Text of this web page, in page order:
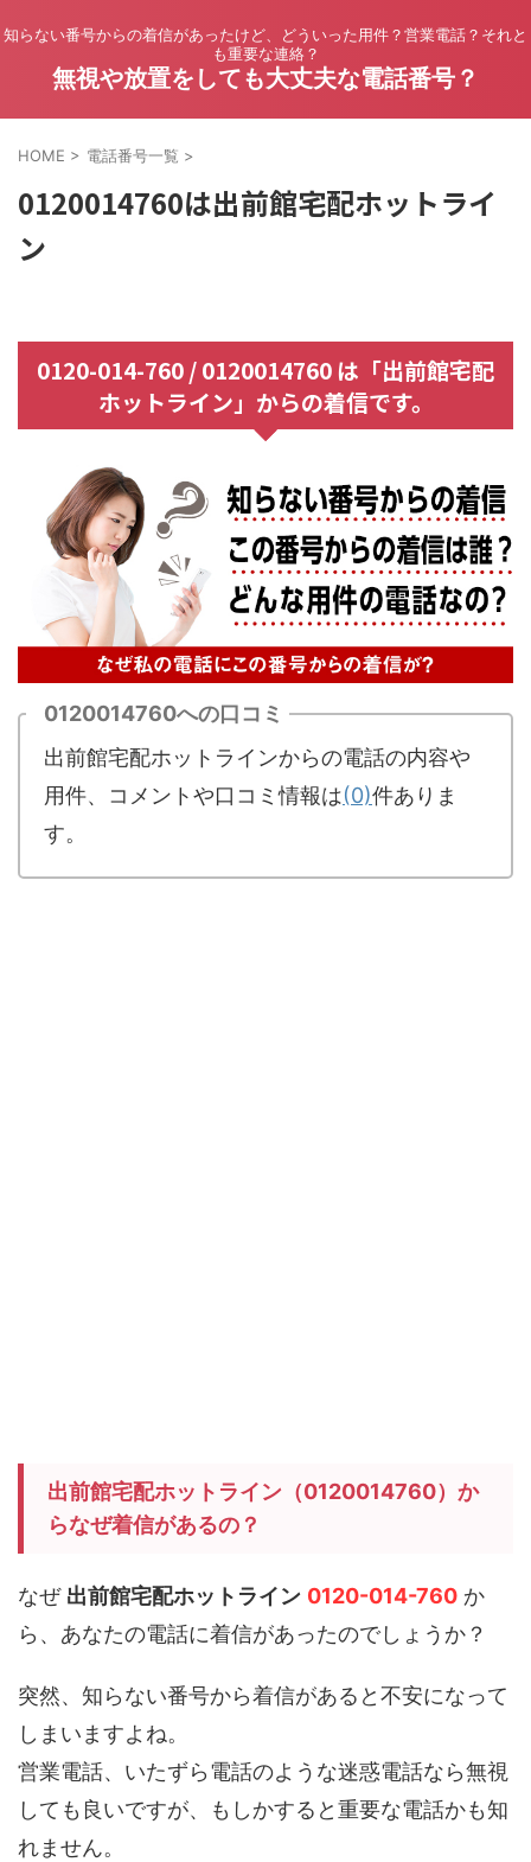
知らない番号からの着信があったけど、どういった用件？営業電話？それと
も重要な連絡？
無視や放置をしても大丈夫な電話番号？
HOME > 電話番号一覧 >
0120014760は出前館宅配ホットライ
ン
0120-014-760 / 0120014760 は「出前館宅配
ホットライン」からの着信です。
0120014760への口コミ
出前館宅配ホットラインからの電話の内容や
用件、コメントや口コミ情報は(0)件ありま
す。
出前館宅配ホットライン（0120014760）か
らなぜ着信があるの？
なぜ 出前館宅配ホットライン 0120-014-760 か
ら、あなたの電話に着信があったのでしょうか？
突然、知らない番号から着信があると不安になって
しまいますよね。
営業電話、いたずら電話のような迷惑電話なら無視
しても良いですが、もしかすると重要な電話かも知
れません。